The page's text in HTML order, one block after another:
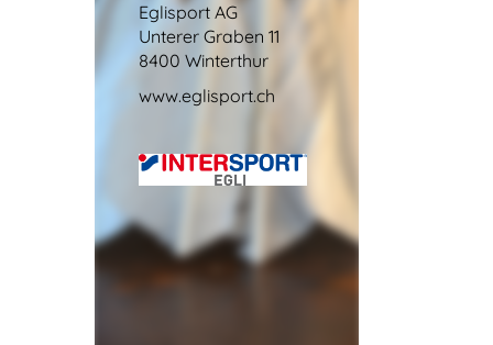
Eglisport AG
Unterer Graben 11
8400 Winterthur
www.eglisport.ch